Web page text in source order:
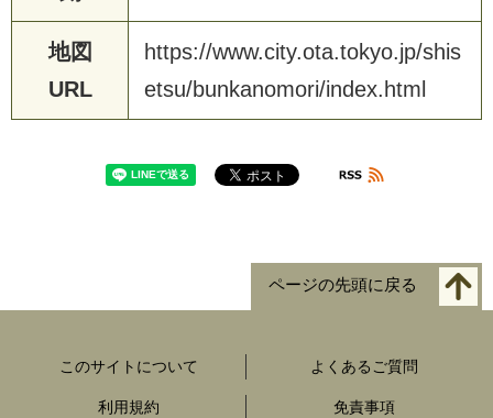
地図
URL
https://www.city.ota.tokyo.jp/shis
etsu/bunkanomori/index. htm
ページの先頭に戻る
このサイトについて よくあるご質問
利用規約 免責事項